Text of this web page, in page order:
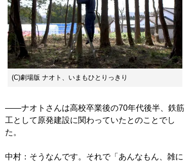
(C)劇場版 ナオト、いまもひとりっきり
――ナオトさんは高校卒業後の70年代後半、鉄筋
工として原発建設に関わっていたとのことでし
た。
中村：そうなんです。それで「あんなもん、雑に